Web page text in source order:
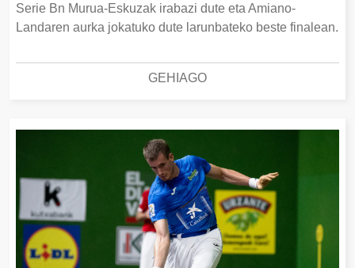
Serie Bn Murua-Eskuzak irabazi dute eta Amiano-
Landaren aurka jokatuko dute larunbateko beste finalean.
GEHIAGO